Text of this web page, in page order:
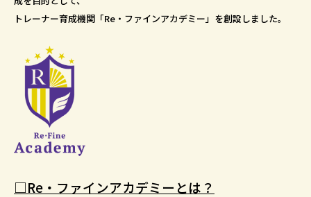
トレーナー育成機関「Re・ファインアカデミー」を創設しました。
□Re・ファインアカデミーとは？